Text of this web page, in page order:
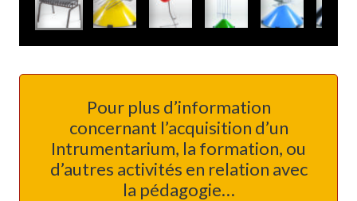
Pour plus d’information
concernant l’acquisition d’un
Intrumentarium, la formation, ou
d’autres activités en relation avec
la pédagogie…